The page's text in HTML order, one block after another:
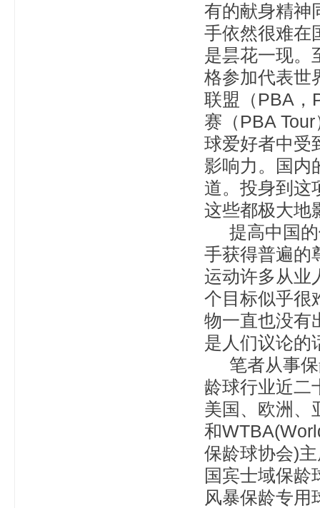
有的献身精神
手依然很难在
是昙花一现。
格参加代表世
联盟（PBA，
赛（PBA
球爱好者中受
影响力。国内
道。投身到
这些都极大地
提高中国的
手获得普遍的
运动许多从业
个目标似乎很
物一直也没有
是人们议论的
笔者从事保
龄球行业近二
美国、欧洲、
和
保龄球协会)
国宾士域保龄
风暴保龄专用